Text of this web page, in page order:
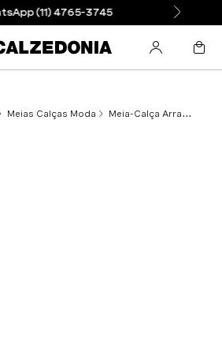
(11) 4765-3745
Meias Calças Moda Meia-Calça Arrastão - Branco